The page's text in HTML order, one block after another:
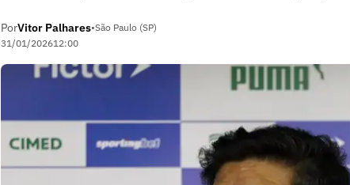
PorVitor Palhares•São Paulo (SP)
31/01/202612:00